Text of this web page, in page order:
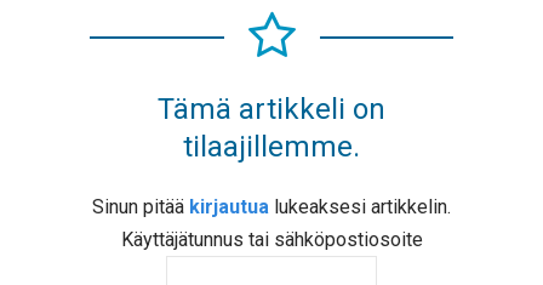
Tämä artikkeli on
tilaajillemme.
Sinun pitää kirjautua lukeaksesi artikkelin.
Käyttäjätunnus tai sähköpostiosoite